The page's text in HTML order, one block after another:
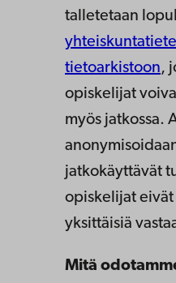
talletetaan
tietoarkistoon,
opiskelijat
myös jatkossa.
jatkokäyttävät
opiskelijat eivät
yksittäisiä
Mitä